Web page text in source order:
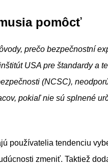
pomôcť
prečo bezpečnostní
USA pre štandardy a
(NCSC),
pokiaľ nie sú splnené
používatelia tendenciu
zmeniť. Taktiež